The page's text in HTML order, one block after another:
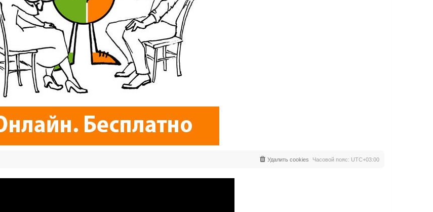
Часовой пояс: UTC+03:00
Удалить cookies